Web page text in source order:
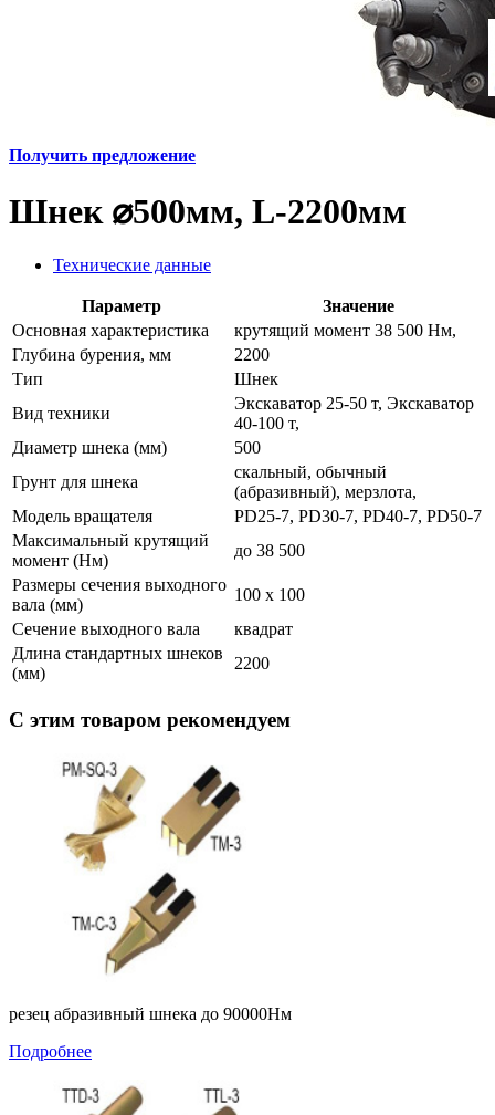
Получить предложение
Шнек ⌀500мм, L-2200мм
Технические данные
Параметр
Значение
Основная характеристика
крутящий момент 38 500 Нм,
Глубина бурения, мм
2200
Тип
Шнек
Вид техники
Экскаватор 25-50 т, Экскаватор
40-100 т,
Диаметр шнека (мм)
500
Грунт для шнека
скальный, обычный
(абразивный), мерзлота,
Модель вращателя
PD25-7, PD30-7, PD40-7, PD50-7
Максимальный крутящий
момент (Нм)
до 38 500
Размеры сечения выходного
вала (мм)
100 х 100
Сечение выходного вала
квадрат
Длина стандартных шнеков
(мм)
2200
С этим товаром рекомендуем
резец абразивный шнека до 90000Нм
Подробнее